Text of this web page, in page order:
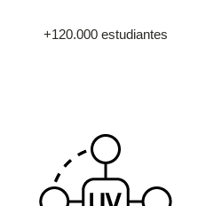
+120.000 estudiantes